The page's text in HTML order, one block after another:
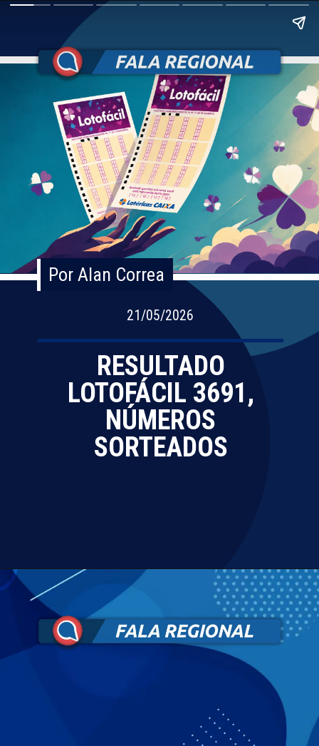
21/05/2026
Por Alan Correa
Por Alan Correa
RESULTADO
LOTOFÁCIL 3691,
NÚMEROS
SORTEADOS